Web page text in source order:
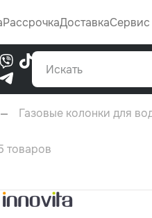
РассрочкаДоставкаСервис
Газовые колонки для
товаров